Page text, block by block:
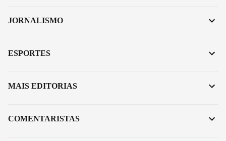
JORNALISMO
ESPORTES
MAIS EDITORIAS
COMENTARISTAS